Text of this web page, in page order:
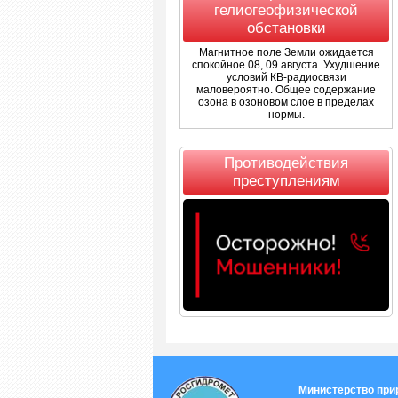
гелиогеофизической
обстановки
Магнитное поле Земли ожидается
спокойное 08, 09 августа. Ухудшение
условий КВ-радиосвязи
маловероятно. Общее содержание
озона в озоновом слое в пределах
нормы.
Противодействия
преступлениям
Министерство